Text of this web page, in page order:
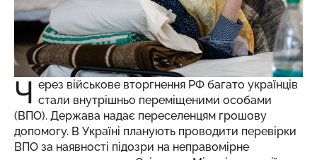
Ч ерез військове вторгнення РФ багато українців
стали внутрішньо переміщеними особами
(ВПО). Держава надає переселенцям грошову
допомогу. В Україні планують проводити перевірки
ВПО за наявності підозри на неправомірне